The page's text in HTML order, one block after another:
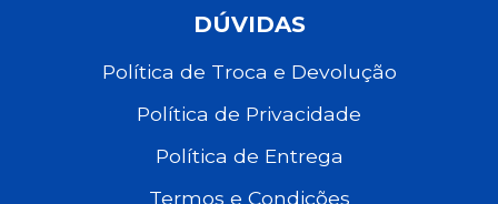
DÚVIDAS
Política de Troca e Devolução
Política de Privacidade
Política de Entrega
Termos e Condições